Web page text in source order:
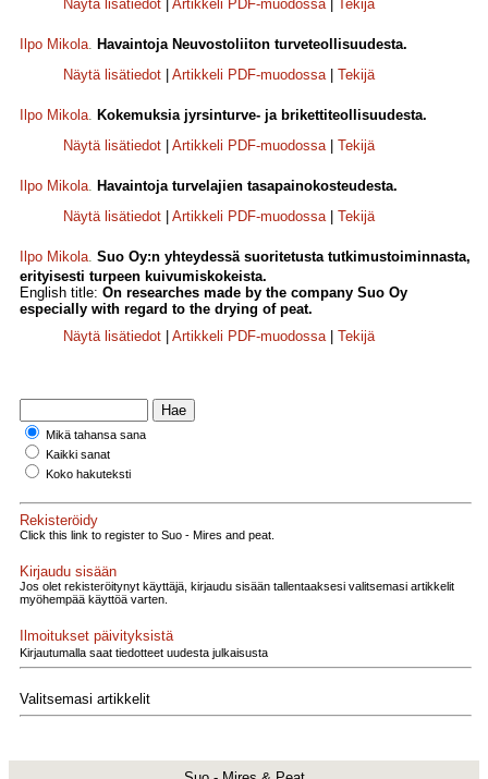
Näytä lisätiedot
Artikkeli PDF-muodossa| Tekijä
Ilpo Mikola. Havaintoja Neuvostoliiton turveteollisuudesta.
Näytä lisätiedot
Artikkeli PDF-muodossa| Tekijä
Ilpo Mikola. Kokemuksia jyrsinturve- ja brikettiteollisuudesta.
Näytä lisätiedot
Artikkeli PDF-muodossa| Tekijä
Ilpo Mikola. Havaintoja turvelajien tasapainokosteudesta.
Näytä lisätiedot
Artikkeli PDF-muodossa| Tekijä
Ilpo Mikola. Suo Oy:n yhteydessä suoritetusta tutkimustoiminnasta,
erityisesti turpeen kuivumiskokeista.
English title: On researches made by the company Suo Oy
especially with regard to the drying of peat.
Näytä lisätiedot
Artikkeli PDF-muodossa| Tekijä
Mikä tahansa sana
Kaikki sanat
Koko hakuteksti
Rekisteröidy
Click this link to register to Suo - Mires and peat.
Kirjaudu sisään
Jos olet rekisteröitynyt käyttäjä, kirjaudu sisään tallentaaksesi valitsemasi artikkelit
myöhempää käyttöä varten.
Ilmoitukset päivityksistä
Kirjautumalla saat tiedotteet uudesta julkaisusta
Valitsemasi artikkelit